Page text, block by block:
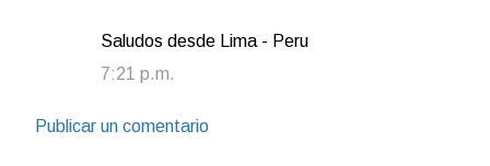
Saludos desde Lima - Peru
7:21 p.m.
Publicar un comentario